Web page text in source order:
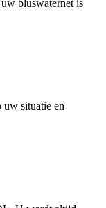
bluswaternet is
uw situatie en